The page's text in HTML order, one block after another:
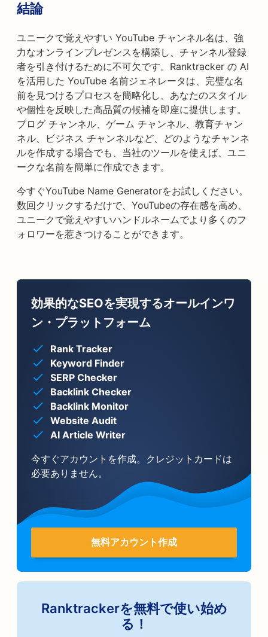
結論
ユニークで覚えやすい YouTube チャンネル名は、強
力なオンラインプレゼンスを構築し、チャンネル登録
者を引き付けるために不可欠です。Ranktracker の AI
を活用した YouTube 名前ジェネレータは、完璧な名
前を見つけるプロセスを簡略化し、あなたのスタイル
や個性を反映した高品質の候補を即座に提供します。
ブログ チャンネル、ゲーム チャンネル、教育チャン
ネル、ビジネス チャンネルなど、どのようなチャンネ
ルを作成する場合でも、当社のツールを使えば、ユニ
ークな名前を簡単に作成できます。
今すぐYouTube Name Generatorをお試しください。
数回クリックするだけで、YouTubeの存在感を高め、
ユニークで覚えやすいハンドルネームでより多くのフ
ォロワーを惹きつけることができます。
効果的なSEOを実現するオールインワ
ン・プラットフォーム
Rank Tracker
Keyword Finder
SERP Checker
Backlink Checker
Backlink Monitor
Website Audit
AI Article Writer
今すぐアカウントを作成。クレジットカードは
必要ありません。
無料アカウント作成
Ranktrackerを無料で使い始め
る！